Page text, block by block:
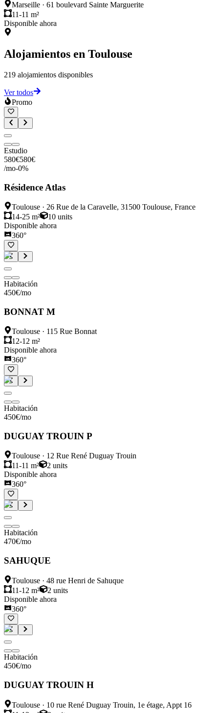
Marseille · 61 boulevard Sainte Marguerite
11-11 m²
Disponible ahora
Alojamientos en Toulouse
219 alojamientos disponibles
Ver todos
Promo
Estudio
580€580€
/mo-0%
Résidence Atlas
Toulouse · 26 Rue de la Caravelle, 31500 Toulouse, France
14-25 m²
10 units
Disponible ahora
360°
Habitación
450€/mo
BONNAT M
Toulouse · 115 Rue Bonnat
12-12 m²
Disponible ahora
360°
Habitación
450€/mo
DUGUAY TROUIN P
Toulouse · 12 Rue René Duguay Trouin
11-11 m²
2 units
Disponible ahora
360°
Habitación
470€/mo
SAHUQUE
Toulouse · 48 rue Henri de Sahuque
11-12 m²
2 units
Disponible ahora
360°
Habitación
450€/mo
DUGUAY TROUIN H
Toulouse · 10 rue René Duguay Trouin, 1e étage, Appt 16